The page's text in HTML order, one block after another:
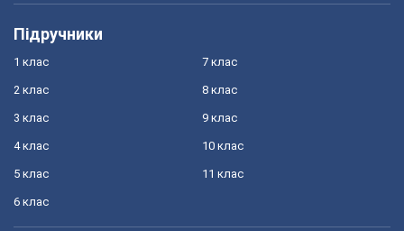
Підручники
1 клас
2 клас
3 клас
4 клас
5 клас
6 клас
7 клас
8 клас
9 клас
10 клас
11 клас